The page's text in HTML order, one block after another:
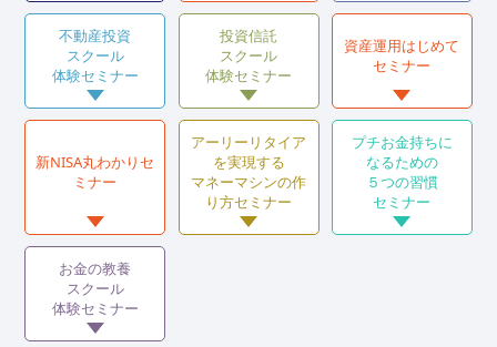
不動産投資
スクール
体験セミナー
投資信託
スクール
体験セミナー
資産運用はじめて
セミナー
新NISA丸わかりセ
ミナー
アーリーリタイア
を実現する
マネーマシンの作
り方セミナー
プチお金持ちに
なるための
５つの習慣
セミナー
お金の教養
スクール
体験セミナー